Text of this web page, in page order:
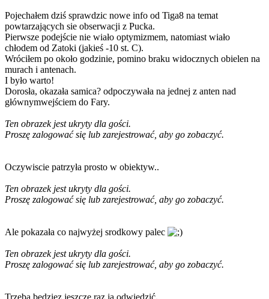
Pojechałem dziś sprawdzic nowe info od Tiga8 na temat
powtarzających sie obserwacji z Pucka.
Pierwsze podejście nie wiało optymizmem, natomiast wiało
chłodem od Zatoki (jakieś -10 st. C).
Wróciłem po około godzinie, pomino braku widocznych obielen na
murach i antenach.
I było warto!
Dorosła, okazała samica? odpoczywała na jednej z anten nad
głównymwejściem do Fary.
Ten obrazek jest ukryty dla gości.
Proszę zalogować się lub zarejestrować, aby go zobaczyć.
Oczywiscie patrzyła prosto w obiektyw..
Ten obrazek jest ukryty dla gości.
Proszę zalogować się lub zarejestrować, aby go zobaczyć.
Ale pokazała co najwyżej srodkowy palec
Ten obrazek jest ukryty dla gości.
Proszę zalogować się lub zarejestrować, aby go zobaczyć.